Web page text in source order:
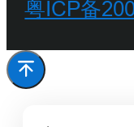
粤ICP备